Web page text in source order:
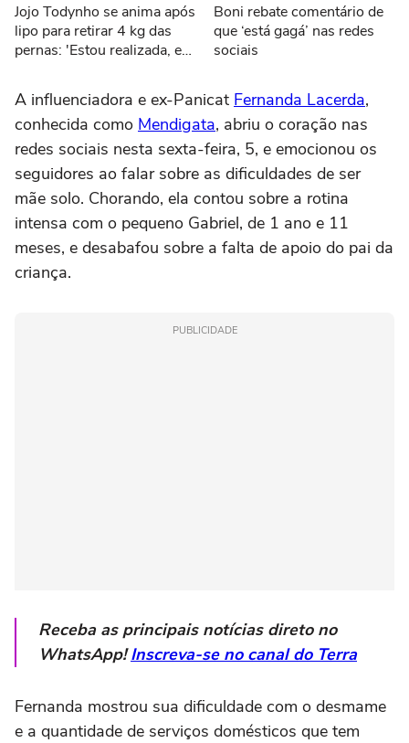
Jojo Todynho se anima após
lipo para retirar 4 kg das
pernas: 'Estou realizada, eu
Boni rebate comentário de
que ‘está gagá’ nas redes
sociais
A influenciadora e ex-Panicat Fernanda Lacerda,
conhecida como Mendigata, abriu o coração nas
redes sociais nesta sexta-feira, 5, e emocionou os
seguidores ao falar sobre as dificuldades de ser
mãe solo. Chorando, ela contou sobre a rotina
intensa com o pequeno Gabriel, de 1 ano e 11
meses, e desabafou sobre a falta de apoio do pai da
criança.
PUBLICIDADE
Receba as principais notícias direto no
WhatsApp!Inscreva-se no canal do Terra
Fernanda mostrou sua dificuldade com o desmame
e a quantidade de serviços domésticos que tem